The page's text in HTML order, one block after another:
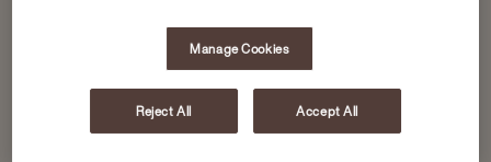
In winkelwagen
Manage Cookies
Reject All Accept All